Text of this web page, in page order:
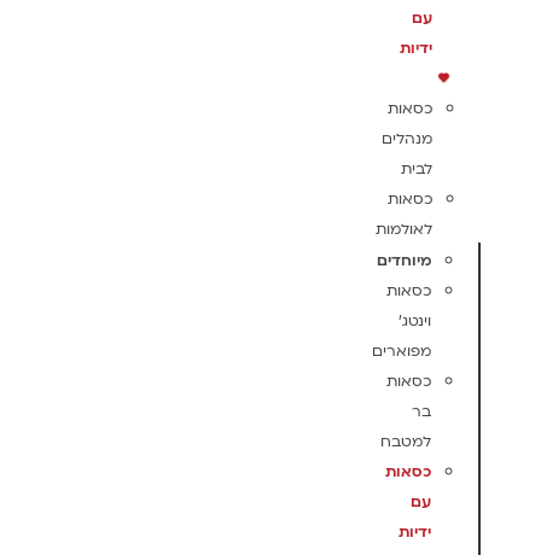
עם
ידיות
כסאות
מנהלים
לבית
כסאות
לאולמות
מיוחדים
כסאות
וינטג'
מפוארים
כסאות
בר
למטבח
כסאות
עם
ידיות